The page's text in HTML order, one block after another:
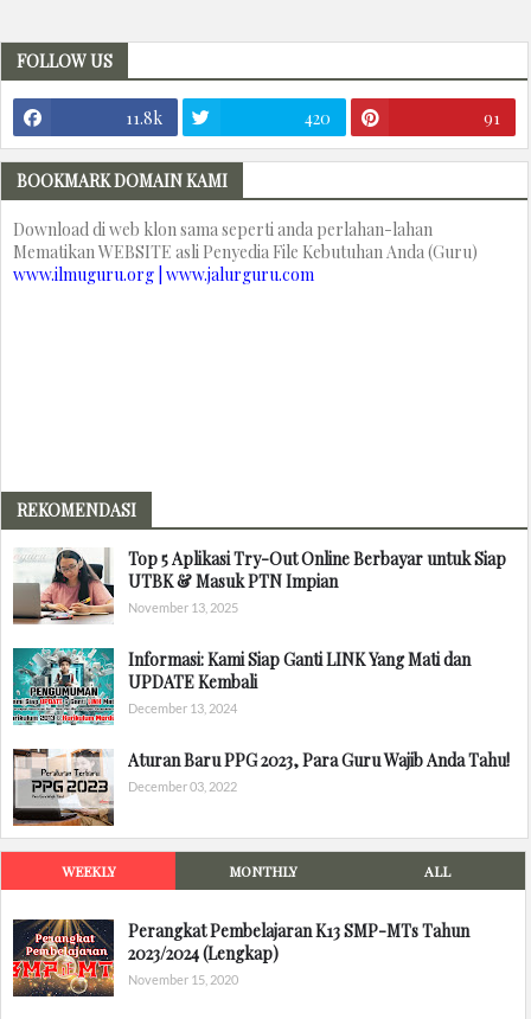
FOLLOW US
11.8k 420 91
BOOKMARK DOMAIN KAMI
Download di web klon sama seperti anda perlahan-lahan
Mematikan WEBSITE asli Penyedia File Kebutuhan Anda (Guru)
www.ilmuguru.org | www.jalurguru.com
REKOMENDASI
Top 5 Aplikasi Try-Out Online Berbayar untuk Siap
UTBK & Masuk PTN Impian
November 13, 2025
Informasi: Kami Siap Ganti LINK Yang Mati dan
UPDATE Kembali
December 13, 2024
Aturan Baru PPG 2023, Para Guru Wajib Anda Tahu!
December 03, 2022
WEEKLY MONTHLY ALL
Perangkat Pembelajaran K13 SMP-MTs Tahun
2023/2024 (Lengkap)
November 15, 2020